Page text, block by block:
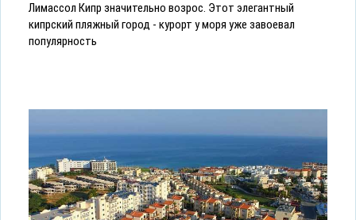
Лимассол Кипр значительно возрос. Этот элегантный
кипрский пляжный город - курорт у моря уже завоевал
популярность